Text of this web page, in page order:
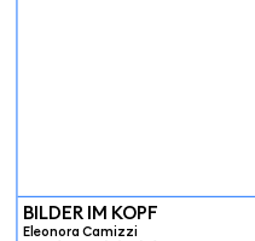
BILDER IM KOPF
Eleonora Camizzi